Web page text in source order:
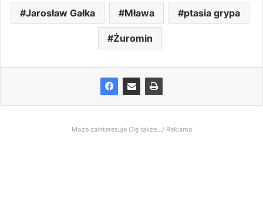
Jarosław Gałka Mława ptasia grypa
Żuromin
Może zainteresuje Cię także.../ Reklama